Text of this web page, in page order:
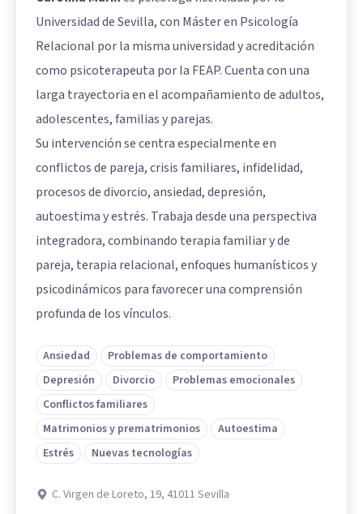
Universidad de Sevilla, con Máster en Psicología
Relacional por la misma universidad y acreditación
como psicoterapeuta por la FEAP. Cuenta con una
larga trayectoria en el acompañamiento de adultos,
adolescentes, familias y parejas.
Su intervención se centra especialmente en
conflictos de pareja, crisis familiares, infidelidad,
procesos de divorcio, ansiedad, depresión,
autoestima y estrés. Trabaja desde una perspectiva
integradora, combinando terapia familiar y de
pareja, terapia relacional, enfoques humanísticos y
psicodinámicos para favorecer una comprensión
profunda de los vínculos.
Ansiedad
Problemas de comportamiento
Depresión
Divorcio
Problemas emocionales
Conflictos familiares
Matrimonios y prematrimonios
Autoestima
Estrés
Nuevas tecnologías
C. Virgen de Loreto, 19, 41011 Sevilla